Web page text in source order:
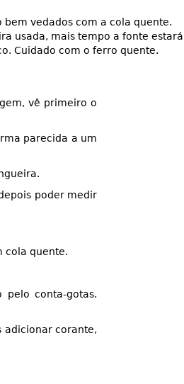
bem vedados com a cola quente.
usada, mais tempo a fonte
Cuidado com o ferro quente.
vê primeiro o
parecida a um
poder medir
cola quente.
conta-gotas.
adicionar corante,